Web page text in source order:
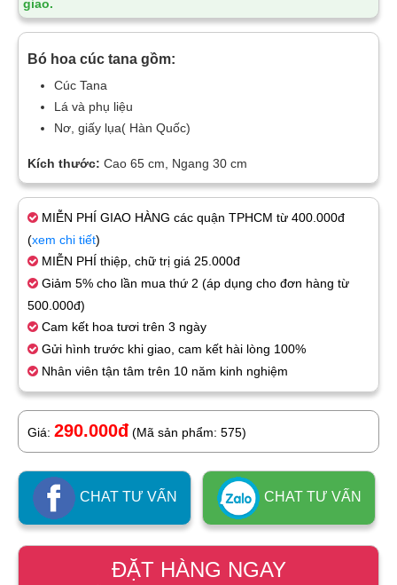
giao.
Bó hoa cúc tana gồm:
Cúc Tana
Lá và phụ liệu
Nơ, giấy lụa( Hàn Quốc)
Kích thước: Cao 65 cm, Ngang 30 cm
MIỄN PHÍ GIAO HÀNG các quận TPHCM từ 400.000đ
(xem chi tiết)
MIỄN PHÍ thiệp, chữ trị giá 25.000đ
Giảm 5% cho lần mua thứ 2 (áp dụng cho đơn hàng từ
500.000đ)
Cam kết hoa tươi trên 3 ngày
Gửi hình trước khi giao, cam kết hài lòng 100%
Nhân viên tận tâm trên 10 năm kinh nghiệm
Giá: 290.000đ (Mã sản phẩm: 575)
CHAT TƯ VẤN CHAT TƯ VẤN
ĐẶT HÀNG NGAY